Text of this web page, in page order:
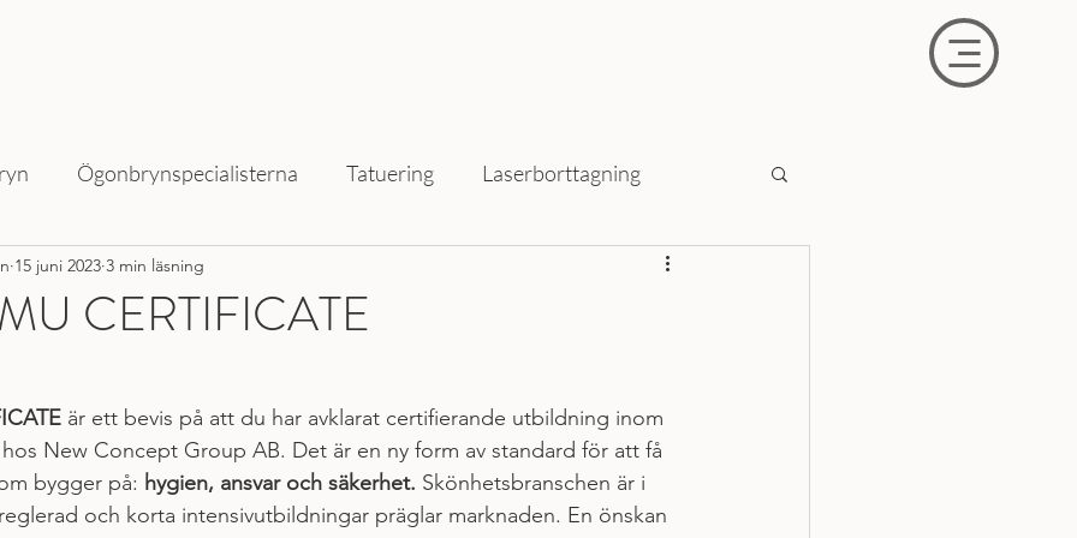
Ögonbrynspecialisterna Tatuering Laserborttagning
CERTIFICATE
15 juni 2023 3 min läsning
är ett bevis på att du har avklarat certifierande utbildning inom
New Concept Group AB. Det är en ny form av standard för att få
bygger på: hygien, ansvar och säkerhet. Skönhetsbranschen är i
och korta intensivutbildningar präglar marknaden. En önskan